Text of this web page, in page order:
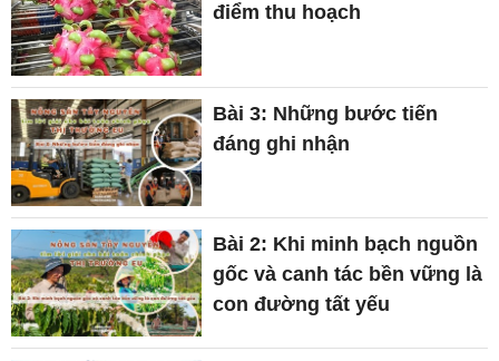
điểm thu hoạch
Bài 3: Những bước tiến
đáng ghi nhận
Bài 2: Khi minh bạch nguồn
gốc và canh tác bền vững là
con đường tất yếu